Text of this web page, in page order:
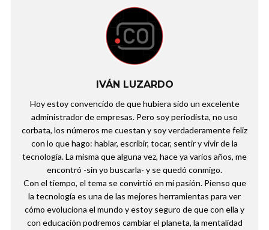
IVÁN LUZARDO
Hoy estoy convencido de que hubiera sido un excelente
administrador de empresas. Pero soy periodista, no uso
corbata, los números me cuestan y soy verdaderamente feliz
con lo que hago: hablar, escribir, tocar, sentir y vivir de la
tecnología. La misma que alguna vez, hace ya varios años, me
encontró -sin yo buscarla- y se quedó conmigo.
Con el tiempo, el tema se convirtió en mi pasión. Pienso que
la tecnología es una de las mejores herramientas para ver
cómo evoluciona el mundo y estoy seguro de que con ella y
con educación podremos cambiar el planeta, la mentalidad